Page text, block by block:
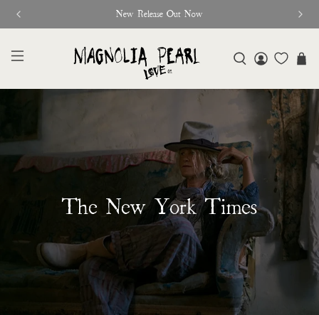
New Release Out Now
The New York Times